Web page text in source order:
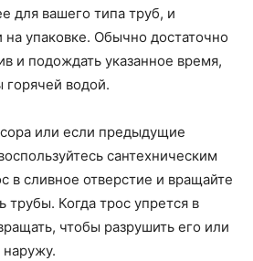
для вашего типа труб, и
на упаковке. Обычно достаточно
и подождать указанное время,
водой.
или если предыдущие
сантехническим
в сливное отверстие и вращайте
трубы. Когда трос упрется в
чтобы разрушить его или